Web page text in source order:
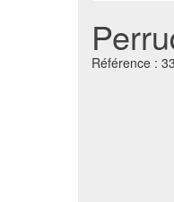
Référence :